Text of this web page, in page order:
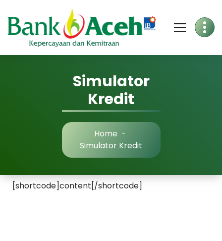
to
Content
Simulator
Kredit
Home -
Simulator Kredit
[shortcode]content[/shortcode]